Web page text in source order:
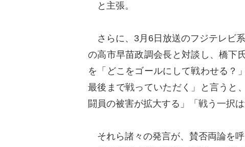
と主張。
さらに、3月6日放送のフジテレビ
の高市早苗政調会長と対談し、橋下
を「どこをゴールにして戦わせる？
最後まで戦っていただく」と言うと
闘員の被害が拡大する」「戦う一択
それら諸々の発言が、賛否両論を呼